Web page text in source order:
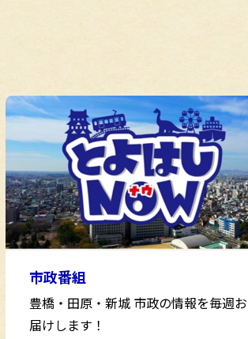
市政番組
豊橋・田原・新城 市政の情報を毎週お
届けします！